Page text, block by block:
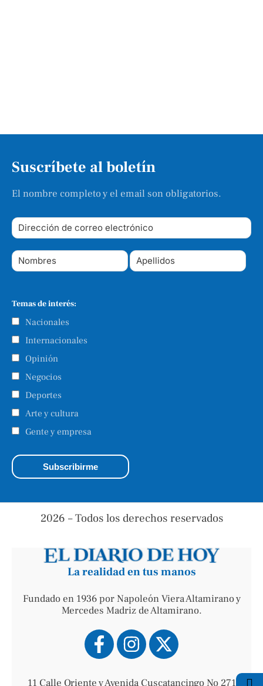
Suscríbete al boletín
El nombre completo y el email son obligatorios.
Temas de interés:
Nacionales
Internacionales
Opinión
Negocios
Deportes
Arte y cultura
Gente y empresa
2026 – Todos los derechos reservados
La realidad en tus manos
Fundado en 1936 por Napoleón Viera Altamirano y
Mercedes Madriz de Altamirano.
11 Calle Oriente y Avenida Cuscatancingo No 271